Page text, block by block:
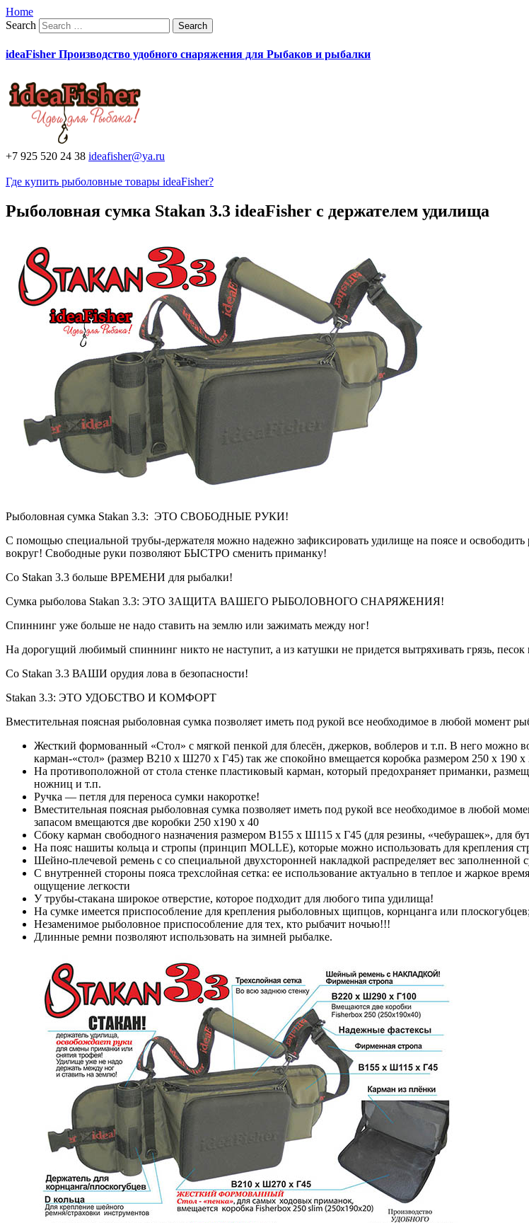
Home
Search
ideaFisher Производство удобного снаряжения для Рыбаков и рыбалки
+7 925 520 24 38 ideafisher@ya.ru
Где купить рыболовные товары ideaFisher?
Рыболовная сумка Stakan 3.3 ideaFisher с держателем удилища
Рыболовная сумка Stakan 3.3: ЭТО СВОБОДНЫЕ РУКИ!
С помощью специальной трубы-держателя можно надежно зафиксировать удилище на поясе и
вокруг! Свободные руки позволяют БЫСТРО сменить приманку!
Со Stakan 3.3 больше ВРЕМЕНИ для рыбалки!
Сумка рыболова Stakan 3.3: ЭТО ЗАЩИТА ВАШЕГО РЫБОЛОВНОГО СНАРЯЖЕНИЯ!
Спиннинг уже больше не надо ставить на землю или зажимать между ног!
На дорогущий любимый спиннинг никто не наступит, а из катушки не придется вытряхивать грязь, песок
Со Stakan 3.3 ВАШИ орудия лова в безопасности!
Stakan 3.3: ЭТО УДОБСТВО И КОМФОРТ
Вместительная поясная рыболовная сумка позволяет иметь под рукой все необходимое в любой момент
Жесткий формованный «Стол» с мягкой пенкой для блесён, джерков, воблеров и т.п. В него можно
карман-«стол» (размер В210 х Ш270 х Г45) так же спокойно вмещается коробка размером 250 х 190 х
На противоположной от стола стенке пластиковый карман, который предохраняет приманки,
ножниц и т.п.
Ручка — петля для переноса сумки накоротке!
Вместительная поясная рыболовная сумка позволяет иметь под рукой все необходимое в любой
запасом вмещаются две коробки 250 х190 х 40
Сбоку карман свободного назначения размером В155 х Ш115 х Г45 (для резины, «чебурашек», для
На пояс нашиты кольца и стропы (принцип MOLLE), которые можно использовать для крепления
Шейно-плечевой ремень с со специальной двухсторонней накладкой распределяет вес заполненной
С внутренней стороны пояса трехслойная сетка: ее использование актуально в теплое и жаркое
ощущение легкости
У трубы-стакана широкое отверстие, которое подходит для любого типа удилища!
На сумке имеется приспособление для крепления рыболовных щипцов, корнцанга или плоскогубцев;
Незаменимое рыболовное приспособление для тех, кто рыбачит ночью!!!
Длинные ремни позволяют использовать на зимней рыбалке.